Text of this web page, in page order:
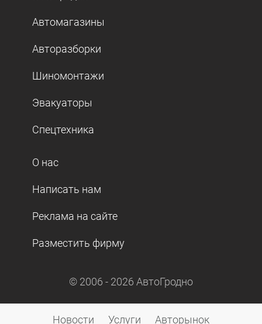
Автомагазины
Авторазборки
Шиномонтажи
Эвакуаторы
Спецтехника
О нас
Написать нам
Реклама на сайте
Разместить фирму
© 2006 - 2026 АвтоГродно
Новости Услуги Авторынок